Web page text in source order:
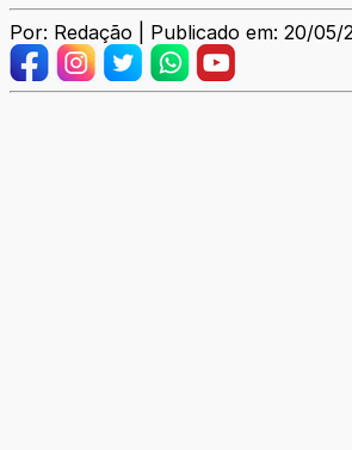
Por: Redação | Publicado em: 20/